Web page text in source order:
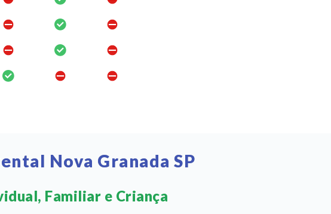
Nova Granada SP
Familiar e Criança​